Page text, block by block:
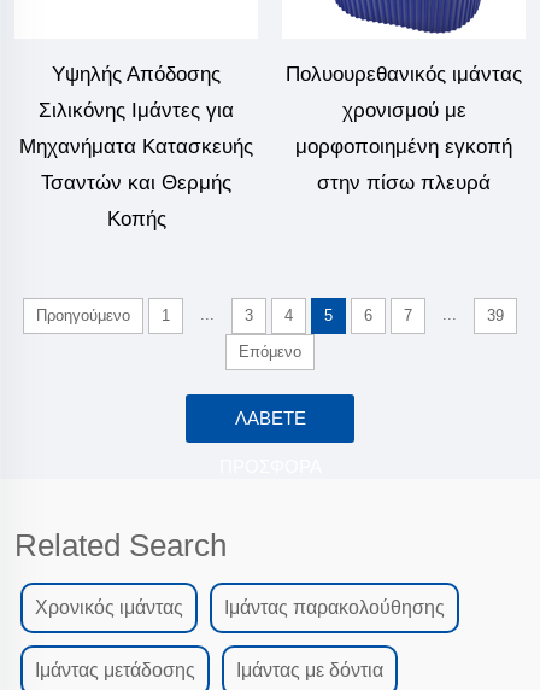
Υψηλής Απόδοσης
Σιλικόνης Ιμάντες για
Μηχανήματα Κατασκευής
Τσαντών και Θερμής
Κοπής
Πολυουρεθανικός ιμάντας
χρονισμού με
μορφοποιημένη εγκοπή
στην πίσω πλευρά
Προηγούμενο 1 ... 3 4 5 6 7 ...
39
Επόμενο
ΛΆΒΕΤΕ
Related Search
Χρονικός ιμάντας Ιμάντας παρακολούθησης
Ιμάντας μετάδοσης Ιμάντας με δόντια